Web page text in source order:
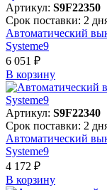
Артикул: S9F22350
Срок поставки: 2
Автоматический
Systeme9
6 051 ₽
В корзинy
Артикул: S9F22340
Срок поставки: 2
Автоматический
Systeme9
4 172 ₽
В корзинy